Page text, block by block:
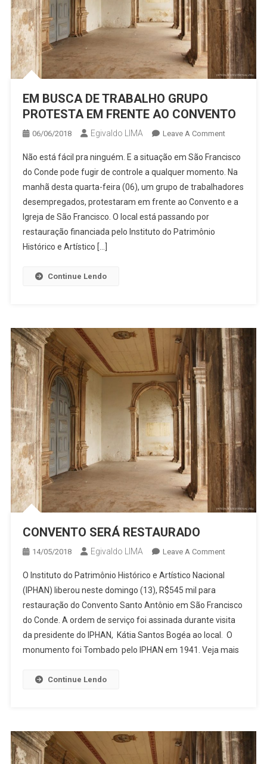
EM BUSCA DE TRABALHO GRUPO
PROTESTA EM FRENTE AO CONVENTO
06/06/2018 Egivaldo LIMA Leave A CommentOn
BUSCA
DE
TRABALHO
GRUPO
Não está fácil pra ninguém. E a situação em São Francisco
do Conde pode fugir de controle a qualquer momento. Na
manhã desta quarta-feira (06), um grupo de trabalhadores
desempregados, protestaram em frente ao Convento e a
Igreja de São Francisco. O local está passando por
restauração financiada pelo Instituto do Patrimônio
Histórico e Artístico […]
Continue Lendo
CONVENTO SERÁ RESTAURADO
14/05/2018 Egivaldo LIMA Leave A CommentOn
O Instituto do Patrimônio Histórico e Artístico Nacional
(IPHAN) liberou neste domingo (13), R$545 mil para
restauração do Convento Santo Antônio em São Francisco
do Conde. A ordem de serviço foi assinada durante visita
da presidente do IPHAN, Kátia Santos Bogéa ao local. O
monumento foi Tombado pelo IPHAN em 1941. Veja mais
Continue Lendo